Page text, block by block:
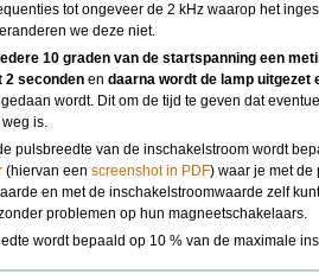
tot ongeveer de 2 kHz waarop het
we deze niet.
10 graden van de startspanning een
2 seconden en daarna wordt de lamp uitgezet
wordt. Dit om de tijd te geven dat
is.
pulsbreedte van de inschakelstroom wordt
(hiervan een screenshot in PDF) waar je met de
en met de inschakelstroomwaarde zelf
problemen op hun magneetschakelaars.
wordt bepaald op 10 % van de maximale